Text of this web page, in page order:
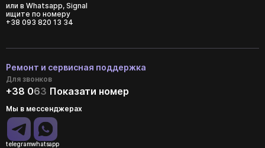
или в Whatsapp, Signal
ищите по номеру
+38 093 820 13 34
Ремонт и сервисная поддержка
Для звонков
+38 063 Показати номер
Мы в мессенджерах
telegramwhatsapp